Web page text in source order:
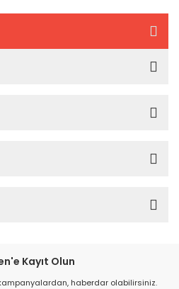
Kayıt Olun
haberdar olabilirsiniz.